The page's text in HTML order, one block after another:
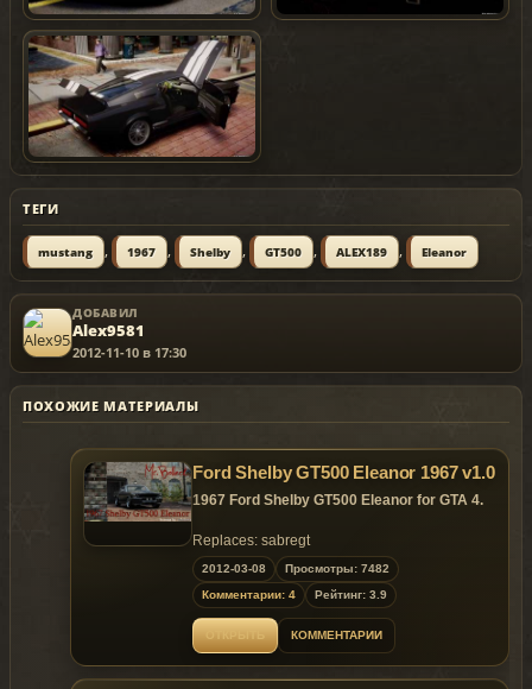
ТЕГИ
mustang , 1967 , Shelby , GT500 , ALEX189 , Eleanor
ДОБАВИЛ
Alex9581
2012-11-10 в 17:30
ПОХОЖИЕ МАТЕРИАЛЫ
Ford Shelby GT500 Eleanor 1967 v1.0
1967 Ford Shelby GT500 Eleanor for GTA 4.
Replaces: sabregt
2012-03-08
Просмотры: 7482
Комментарии: 4
Рейтинг: 3.9
КОММЕНТАРИИ